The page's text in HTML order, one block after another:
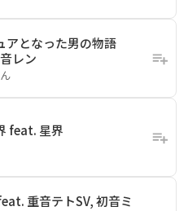
アとなった男の物語
レン
feat. 星界
重音テトSV, 初音ミ